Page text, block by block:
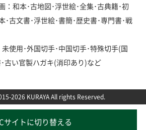
：和本･古地図･浮世絵･全集･古典籍･初
･古文書･浮世絵･書簡･歴史書･専門書･戦
使用･外国切手･中国切手･特殊切手(国
古い官製ハガキ(消印あり)など
2026 KURAYA All rights Reserved.
サイトに切り替える